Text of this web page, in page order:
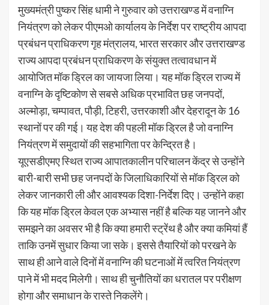
मुख्यमंत्री पुष्कर सिंह धामी ने गुरुवार को उत्तराखण्ड में वनाग्नि
नियंत्रण को लेकर पीएमओ कार्यालय के निर्देश पर राष्ट्रीय आपदा
प्रबंधन प्राधिकरण गृह मंत्रालय, भारत सरकार और उत्तराखण्ड
राज्य आपदा प्रबंधन प्राधिकरण के संयुक्त तत्वावधान में
आयोजित मॉक ड्रिल का जायजा लिया। यह मॉक ड्रिल राज्य में
वनाग्नि के दृष्टिकोण से सबसे अधिक प्रभावित छह जनपदों,
अल्मोड़ा, चम्पावत, पौड़ी, टिहरी, उत्तरकाशी और देहरादून के 16
स्थानों पर की गई। यह देश की पहली मॉक ड्रिल है जो वनाग्नि
नियंत्रण में समुदायों की सहभागिता पर केन्द्रित है।
यूएसडीएमए स्थित राज्य आपातकालीन परिचालन केंद्र से उन्होंने
बारी-बारी सभी छह जनपदों के जिलाधिकारियों से मॉक ड्रिल को
लेकर जानकारी ली और आवश्यक दिशा-निर्देश दिए। उन्होंने कहा
कि यह मॉक ड्रिल केवल एक अभ्यास नहीं है बल्कि यह जानने और
समझने का अवसर भी है कि क्या हमारी स्ट्रेंथ है और क्या कमियां हैं
ताकि उनमें सुधार किया जा सके। इससे तैयारियों को परखने के
साथ ही आने वाले दिनों में वनाग्नि की घटनाओं में त्वरित नियंत्रण
पाने में भी मदद मिलेगी। साथ ही चुनौतियों का धरातल पर परीक्षण
होगा और समाधान के रास्ते निकलेंगे।